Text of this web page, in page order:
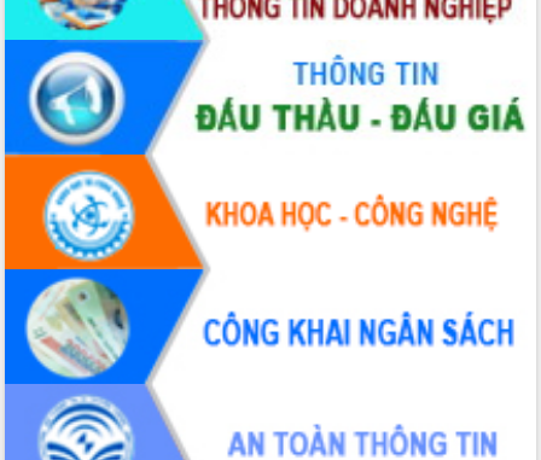
Hòn Yến phát triển du lịch gắn với bảo
tồn biển
Lấy ý kiến điều chỉnh Quy hoạch tỉnh
Đắk Lắk thời kỳ 2021-2030, tầm nhìn
đến năm 2050
Phát động chiến dịch 30 ngày đêm
giải phóng mặt bằng Tuyến đường bộ
ven biển
Đắk Lắk nỗ lực thúc đẩy tăng trưởng
kinh tế từ 10% trở lên trong Quý
II/2026
Đắk Lắk ký kết thỏa thuận hợp tác về
chuyển đổi số giai đoạn 2026 – 2030
với Tập đoàn Bưu chính Viễn thông
Việt Nam
Thứ trưởng Bộ Y tế làm việc với tỉnh
Đắk Lắk về phát triển nhân lực y tế
cho trạm y tế cấp xã